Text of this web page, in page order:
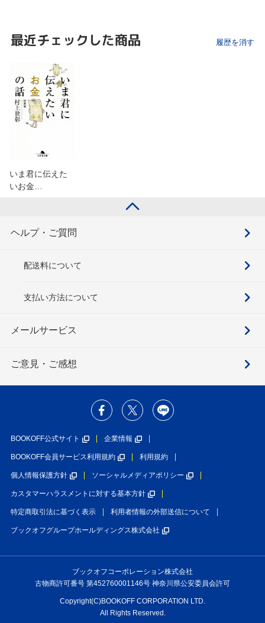
最近チェックした商品 履歴を消す
いま君に伝えた
いお金…
ヘルプ・ご質問
配送料について
支払い方法について
メールサービス
ご意見・ご感想
BOOKOFF公式サイト 企業情報
BOOKOFF会員サービス利用規約 利用規約
個人情報保護方針 ソーシャルメディアポリシー
カスタマーハラスメントに対する基本方針
特定商取引法に基づく表示 利用者情報の外部送信について
ブックオフグループホールディングス株式会社
ブックオフコーポレーション株式会社
古物商許可番号 第452760001146号 神奈川県公安委員会許可
Copyright(C)BOOKOFF CORPORATION LTD.
All Rights Reserved.